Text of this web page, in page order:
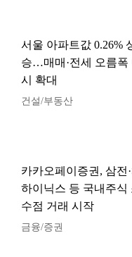
서울 아파트값 0.26%
승…매매·전세 오름폭
시 확대
건설/부동산
카카오페이증권, 삼전
하이닉스 등 국내주식
수점 거래 시작
금융/증권